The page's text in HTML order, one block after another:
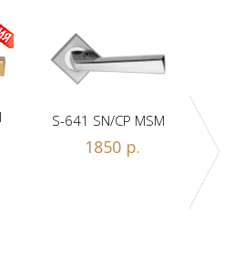
S-641 SN/CP MSM
1850 р.